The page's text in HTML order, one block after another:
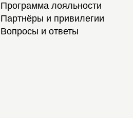
Программа лояльности
Партнёры и привилегии
Вопросы и ответы